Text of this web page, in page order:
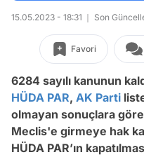
15.05.2023 - 18:31 Son
Favori
6284 sayılı kanunun
HÜDA PAR, AK Parti
olmayan sonuçlara göre
Meclis'e girmeye hak
HÜDA PAR’ın